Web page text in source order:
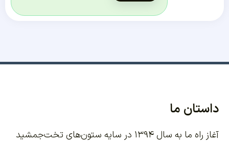
داستان ما
آغاز راه ما به سال ۱۳۹۴ در سایه ستون‌های تخت‌جمشید